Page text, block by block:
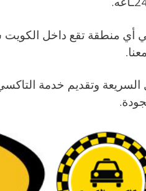
منطقة تقع داخل الكويت
معنا.
وتقديم خدمة